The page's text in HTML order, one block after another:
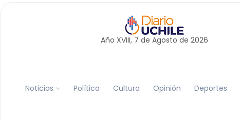
Año XVIII, 7 de Agosto de 2026
Noticias Política Cultura Opinión Deportes